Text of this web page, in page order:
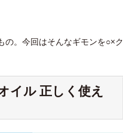
の。今回はそんなギモンを○×ク
イル 正しく使え